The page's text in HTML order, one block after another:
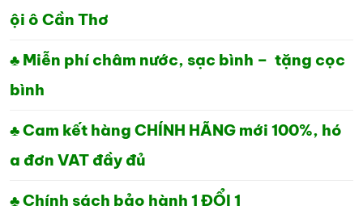
ội ô Cần Thơ
♣ Miễn phí châm nước, sạc bình – tặng cọc
bình
♣ Cam kết hàng CHÍNH HÃNG mới 100%, hó
a đơn VAT đầy đủ
♣ Chính sách bảo hành 1 ĐỔI 1